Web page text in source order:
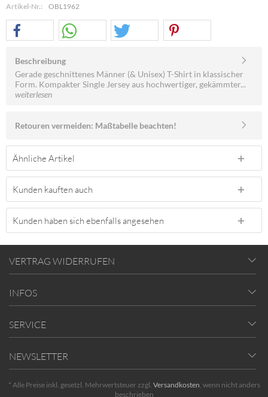
Artikel-Nr.:
OBL1962
Beschreibung
Gerade geschnittenes Männer (& Unisex) T-Shirt in klassischer
Form. Kompakter Single Jersey aus hochwertiger, gekämmter...
weiterlesen
Retouren vermeiden: Maßtabelle beachten!
Ähnliche Artikel
Kunden kauften auch
Kunden haben sich ebenfalls angesehen
VERTRAG WIDERRUFEN
INFOS
SERVICE
NEWSLETTER
* Alle Preise inkl. gesetzl. Mehrwertsteuer zzgl. Versandkosten, wenn nicht anders
beschrieben